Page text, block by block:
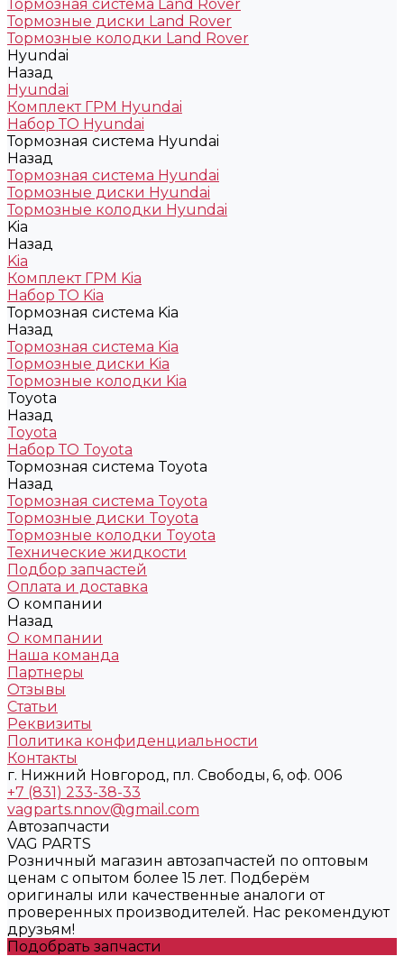
Тормозная система Land Rover
Тормозные диски Land Rover
Тормозные колодки Land Rover
Hyundai
Назад
Hyundai
Комплект ГРМ Hyundai
Набор ТО Hyundai
Тормозная система Hyundai
Назад
Тормозная система Hyundai
Тормозные диски Hyundai
Тормозные колодки Hyundai
Kia
Назад
Kia
Комплект ГРМ Kia
Набор ТО Kia
Тормозная система Kia
Назад
Тормозная система Kia
Тормозные диски Kia
Тормозные колодки Kia
Toyota
Назад
Toyota
Набор ТО Toyota
Тормозная система Toyota
Назад
Тормозная система Toyota
Тормозные диски Toyota
Тормозные колодки Toyota
Технические жидкости
Подбор запчастей
Оплата и доставка
О компании
Назад
О компании
Наша команда
Партнеры
Отзывы
Статьи
Реквизиты
Политика конфиденциальности
Контакты
г. Нижний Новгород, пл. Свободы, 6, оф. 006
+7 (831) 233-38-33
vagparts.nnov@gmail.com
Автозапчасти
VAG PARTS
Розничный магазин автозапчастей по оптовым
ценам с опытом более 15 лет. Подберём
оригиналы или качественные аналоги от
проверенных производителей. Нас рекомендуют
друзьям!
Подобрать запчасти